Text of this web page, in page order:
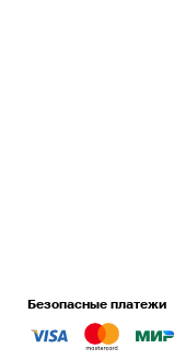
Безопасные платежи